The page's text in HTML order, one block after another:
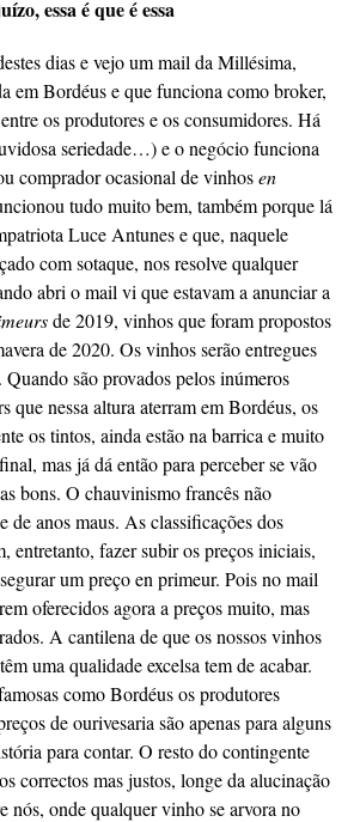
essa é que é essa
dias e vejo um mail da Millésima,
em Bordéus e que funciona como broker,
os produtores e os consumidores. Há
seriedade…) e o negócio funciona
comprador ocasional de vinhosen
tudo muito bem, também porque lá
Luce Antunes e que, naquele
com sotaque, nos resolve qualquer
abri o mail vi que estavam a anunciar a
de 2019, vinhos que foram propostos
de 2020. Os vinhos serão entregues
são provados pelos inúmeros
que nessa altura aterram em Bordéus, os
os tintos, ainda estão na barrica e muito
mas já dá então para perceber se vão
bons. O chauvinismo francês não
de anos maus. As classificações dos
entretanto, fazer subir os preços iniciais,
um preço en primeur. Pois no mail
oferecidos agora a preços muito, mas
A cantilena de que os nossos vinhos
uma qualidade excelsa tem de acabar.
como Bordéus os produtores
de ourivesaria são apenas para alguns
para contar. O resto do contingente
correctos mas justos, longe da alucinação
nós, onde qualquer vinho se arvora no